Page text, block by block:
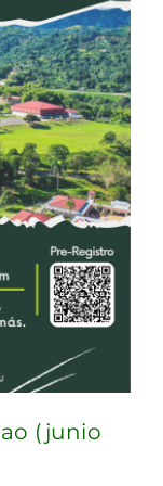
(junio